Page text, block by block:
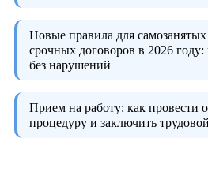
Новые правила для
срочных договоров в 2026 году:
без нарушений
Прием на работу: как провести
процедуру и заключить